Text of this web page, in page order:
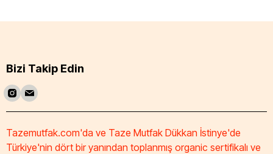
Bizi Takip Edin
Tazemutfak.com'da ve Taze Mutfak Dükkan İstinye'de
Türkiye'nin dört bir yanından toplanmış organic sertifikalı ve